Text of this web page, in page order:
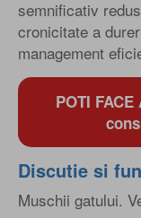
semnificativ
cronicitate a
management
POTI
Discutie si
Muschii gatului.